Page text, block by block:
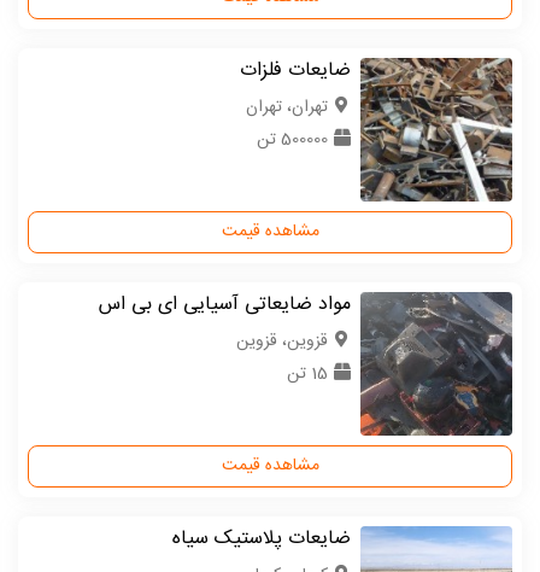
ضایعات فلزات
تهران، تهران
500000 تن
مشاهده قیمت
مواد ضایعاتی آسیایی ای بی اس
قزوین، قزوین
15 تن
مشاهده قیمت
ضایعات پلاستیک سیاه